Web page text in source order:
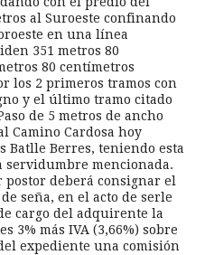
al Suroeste confinando
en una línea
351 metros 80
80 centímetros
los 2 primeros tramos con
y el último tramo citado
de 5 metros de ancho
Camino Cardosa hoy
Batlle Berres, teniendo esta
mencionada.
postor deberá consignar el
seña, en el acto de serle
cargo del adquirente la
3% más IVA (3,66%) sobre
expediente una comisión